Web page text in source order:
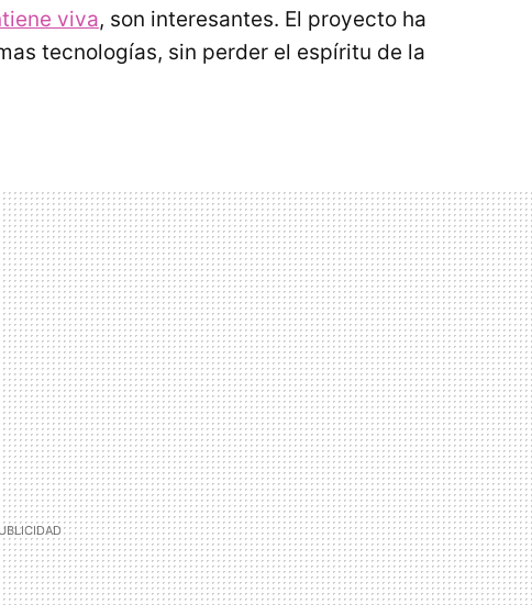
viva, son interesantes. El proyecto ha
tecnologías, sin perder el espíritu de la